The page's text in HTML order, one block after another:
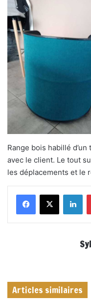
Range bois habillé
avec le client. Le tout
les déplacements et le
Articles similaires